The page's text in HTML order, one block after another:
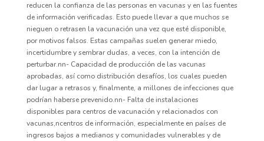
reducen la confianza de las personas en vacunas y en las fuentes
de información verificadas. Esto puede llevar a que muchos se
nieguen o retrasen la vacunación una vez que esté disponible,
por motivos falsos. Estas campañas suelen generar miedo,
incertidumbre y sembrar dudas, a veces, con la intención de
perturbar.nn- Capacidad de producción de las vacunas
aprobadas, así como distribución desafíos, los cuales pueden
dar lugar a retrasos y, finalmente, a millones de infecciones que
podrían haberse prevenido.nn- Falta de instalaciones
disponibles para centros de vacunación y relacionados con
vacunas,ncentros de información, especialmente en países de
ingresos bajos a medianos y comunidades vulnerables y de